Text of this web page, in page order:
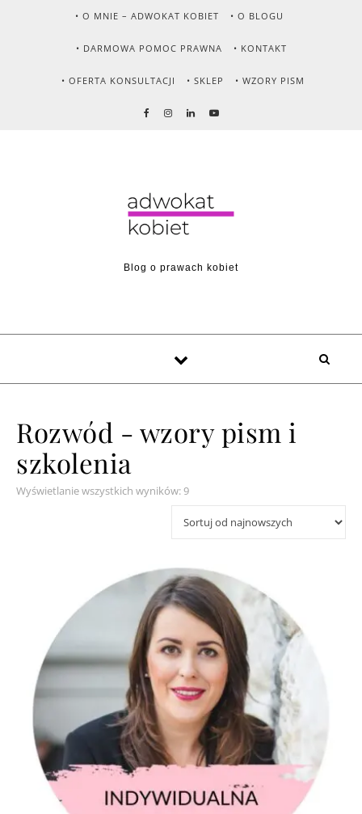
• O MNIE – ADWOKAT KOBIET • O BLOGU
• DARMOWA POMOC PRAWNA • KONTAKT
• OFERTA KONSULTACJI • SKLEP • WZORY PISM
Blog o prawach kobiet
Rozwód - wzory pism i
szkolenia
Wyświetlanie wszystkich wyników: 9Posortowane według najnowszych